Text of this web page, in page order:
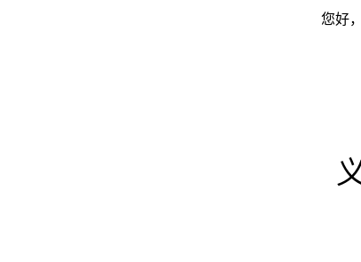
您好